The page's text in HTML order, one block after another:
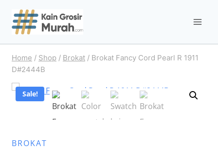
Home / Shop / Brokat / Brokat Fancy Cord Pearl R 1911
D#2444B
Sale!
BROKAT